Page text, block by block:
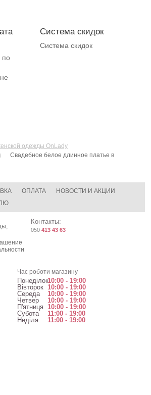
по
Система скидок
Система скидок
Свадебное белое длинное платье в
ОПЛАТА
НОВОСТИ И АКЦИИ
Контакты:
050 413 43 63
Час роботи магазину
Понеділок10:00 - 19:00
Вівторок 10:00 - 19:00
Середа
10:00 - 19:00
Четвер
10:00 - 19:00
П'ятниця 10:00 - 19:00
Субота
11:00 - 19:00
Неділя
11:00 - 19:00